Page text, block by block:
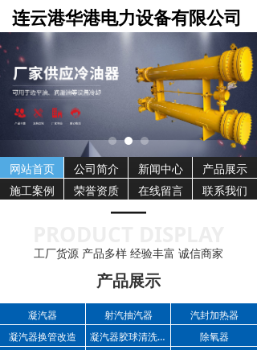
连云港华港电力设备有限公司
网站首页 公司简介 新闻中心
产品展示
施工案例
荣誉资质 在线留言 联系我们
工厂货源 产品多样 经验丰富 诚信商家
产品展示
凝汽器换管改造 凝汽器胶球清洗装置
除氧器
凝汽器 射汽抽汽器 汽封加热器